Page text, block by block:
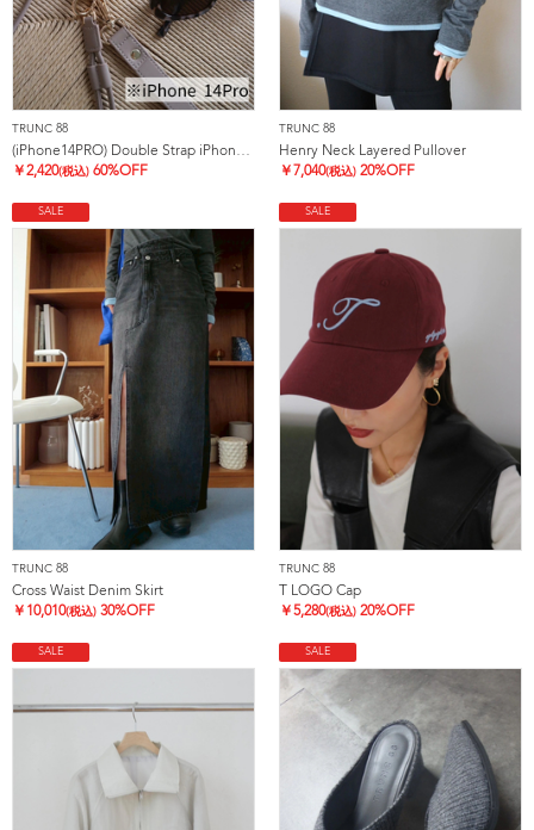
TRUNC 88
(iPhone14PRO) Double Strap iPhone Case
￥2,420(税込) 60%OFF
TRUNC 88
Henry Neck Layered Pullover
￥ 7,040(税込) 20%OFF
SALE
TRUNC 88
Cross Waist Denim Skirt
￥ 10,010(税込) 30%OFF
SALE
TRUNC 88
T LOGO Cap
￥5,280(税込) 20%OFF
SALE SALE